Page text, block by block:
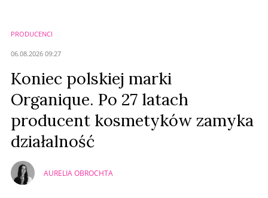
PRODUCENCI
06.08.2026 09:27
Koniec polskiej marki
Organique. Po 27 latach
producent kosmetyków zamyka
działalność
AURELIA OBROCHTA